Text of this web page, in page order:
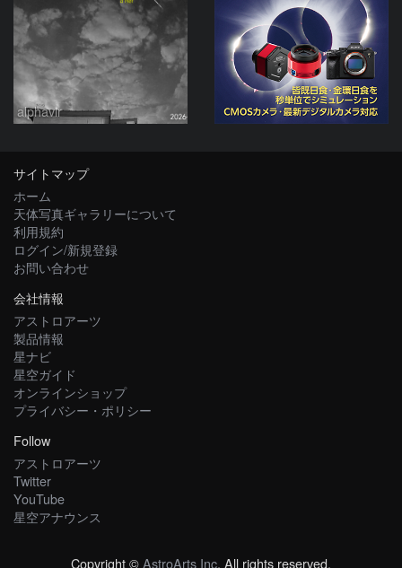
alphavir
サイトマップ
ホーム
天体写真ギャラリーについて
利用規約
ログイン/新規登録
お問い合わせ
会社情報
アストロアーツ
製品情報
星ナビ
星空ガイド
オンラインショップ
プライバシー・ポリシー
Follow
アストロアーツ
Twitter
YouTube
星空アナウンス
Copyright ©AstroArts Inc. All rights reserved.